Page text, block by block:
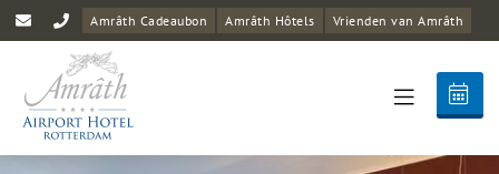
Amrâth Cadeaubon Amrâth Hôtels Vrienden van Amrâth